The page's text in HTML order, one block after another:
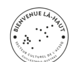
contenu